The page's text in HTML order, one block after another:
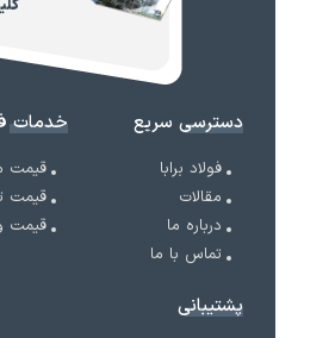
دسترسی سریع
فولاد برابا
مقالات
درباره ما
تماس با ما
خدمات
قیمت
قیمت
قیمت
پشتیبانی